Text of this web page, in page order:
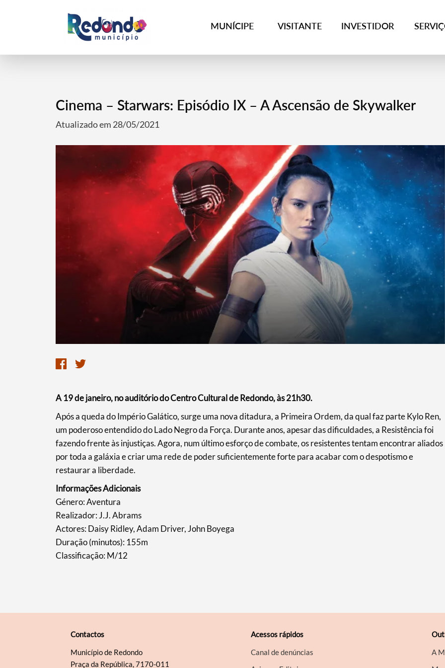
MUNÍCIPE VISITANTE INVESTIDOR
Termo de Pesquisa
Filtros
Cinema – Starwars: Episódio IX – A Ascensão de Skywalker
Atualizado em 28/05/2021
A 19 de janeiro, no auditório do Centro Cultural de Redondo, às 21h30.
​Após a queda do Império Galático, surge uma nova ditadura, a Primeira Ordem, da qual faz parte Kylo Ren,
um poderoso entendido do Lado Negro da Força. Durante anos, apesar das dificuldades, a Resistência foi
fazendo frente às injustiças. Agora, num último esforço de combate, os resistentes tentam encontrar aliados
por toda a galáxia e criar uma rede de poder suficientemente forte para acabar com o despotismo e
restaurar a liberdade.
Informações Adicionais
Género: Aventura
Realizador: J.J. Abrams
Actores: Daisy Ridley, Adam Driver, John Boyega
Duração (minutos): 155m
Classificação: M/12
Contactos
Município de Redondo
Praça da República, 7170-011
Acessos rápidos
Canal de denúncias
A